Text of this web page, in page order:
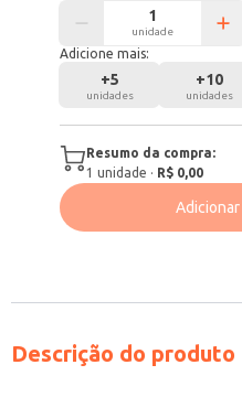
unidade
Adicione mais:
+5
unidades
+10
unidades
Resumo da compra:
1 unidade · R$ 0,00
Descrição do produto